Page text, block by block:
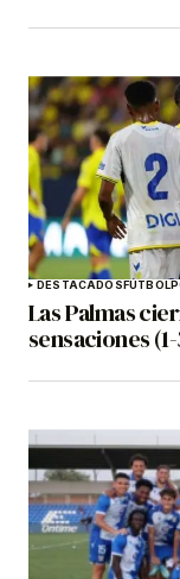
DESTACADOSFÚTBOL
Las Palmas
sensaciones